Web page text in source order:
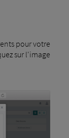
pour votre
sur l'image